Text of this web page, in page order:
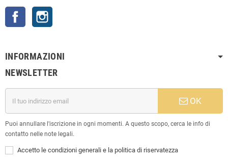
Facebook
INFORMAZIONI
NEWSLETTER
OK
Puoi annullare l'iscrizione in ogni momenti. A questo scopo, cerca le info di
contatto nelle note legali.
Accetto le condizioni generali e la politica di riservatezza